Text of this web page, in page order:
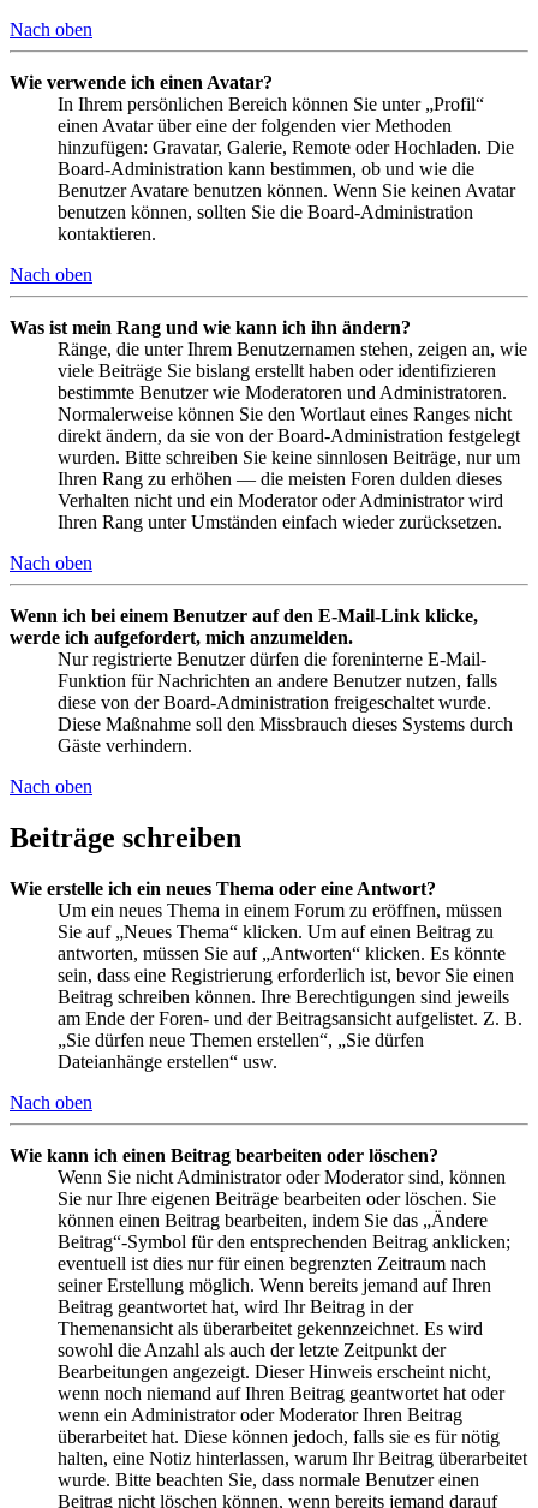
Nach oben
Wie verwende ich einen Avatar?
In Ihrem persönlichen Bereich können Sie unter „Profil“
einen Avatar über eine der folgenden vier Methoden
hinzufügen: Gravatar, Galerie, Remote oder Hochladen. Die
Board-Administration kann bestimmen, ob und wie die
Benutzer Avatare benutzen können. Wenn Sie keinen Avatar
benutzen können, sollten Sie die Board-Administration
kontaktieren.
Nach oben
Was ist mein Rang und wie kann ich ihn ändern?
Ränge, die unter Ihrem Benutzernamen stehen, zeigen an, wie
viele Beiträge Sie bislang erstellt haben oder identifizieren
bestimmte Benutzer wie Moderatoren und Administratoren.
Normalerweise können Sie den Wortlaut eines Ranges nicht
direkt ändern, da sie von der Board-Administration festgelegt
wurden. Bitte schreiben Sie keine sinnlosen Beiträge, nur um
Ihren Rang zu erhöhen — die meisten Foren dulden dieses
Verhalten nicht und ein Moderator oder Administrator wird
Ihren Rang unter Umständen einfach wieder zurücksetzen.
Nach oben
Wenn ich bei einem Benutzer auf den E-Mail-Link klicke,
werde ich aufgefordert, mich anzumelden.
Nur registrierte Benutzer dürfen die foreninterne E-Mail-
Funktion für Nachrichten an andere Benutzer nutzen, falls
diese von der Board-Administration freigeschaltet wurde.
Diese Maßnahme soll den Missbrauch dieses Systems durch
Gäste verhindern.
Nach oben
Beiträge schreiben
Wie erstelle ich ein neues Thema oder eine Antwort?
Um ein neues Thema in einem Forum zu eröffnen, müssen
Sie auf „Neues Thema“ klicken. Um auf einen Beitrag zu
antworten, müssen Sie auf „Antworten“ klicken. Es könnte
sein, dass eine Registrierung erforderlich ist, bevor Sie einen
Beitrag schreiben können. Ihre Berechtigungen sind jeweils
am Ende der Foren- und der Beitragsansicht aufgelistet. Z. B.
„Sie dürfen neue Themen erstellen“, „Sie dürfen
Dateianhänge erstellen“ usw.
Nach oben
Wie kann ich einen Beitrag bearbeiten oder löschen?
Wenn Sie nicht Administrator oder Moderator sind, können
Sie nur Ihre eigenen Beiträge bearbeiten oder löschen. Sie
können einen Beitrag bearbeiten, indem Sie das „Ändere
Beitrag“-Symbol für den entsprechenden Beitrag anklicken;
eventuell ist dies nur für einen begrenzten Zeitraum nach
seiner Erstellung möglich. Wenn bereits jemand auf Ihren
Beitrag geantwortet hat, wird Ihr Beitrag in der
Themenansicht als überarbeitet gekennzeichnet. Es wird
sowohl die Anzahl als auch der letzte Zeitpunkt der
Bearbeitungen angezeigt. Dieser Hinweis erscheint nicht,
wenn noch niemand auf Ihren Beitrag geantwortet hat oder
wenn ein Administrator oder Moderator Ihren Beitrag
überarbeitet hat. Diese können jedoch, falls sie es für nötig
halten, eine Notiz hinterlassen, warum Ihr Beitrag überarbeitet
wurde. Bitte beachten Sie, dass normale Benutzer einen
Beitrag nicht löschen können, wenn bereits jemand darauf